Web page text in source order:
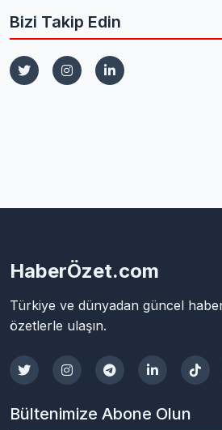
Bizi Takip Edin
HaberÖzet.com
Türkiye ve dünyadan güncel
özetlerle ulaşın.
Bültenimize Abone Olun